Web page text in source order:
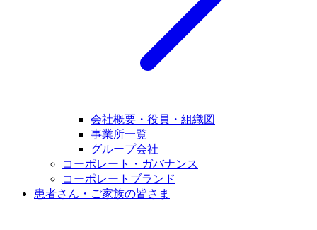
会社概要・役員・組織図
事業所一覧
グループ会社
コーポレート・ガバナンス
コーポレートブランド
患者さん・ご家族の皆さま